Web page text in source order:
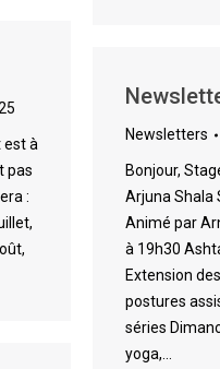
est à
pas
:
Newsletters
Bonjour,
Arjuna Shala
Animé par
à 19h30
Extension
postures
séries
yoga,…